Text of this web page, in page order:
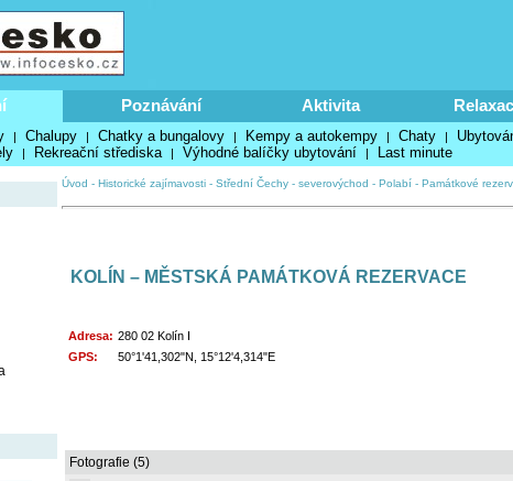
Poznávání Aktivita
| Chalupy | Chatky a bungalovy | Kempy a autokempy | Chaty |
| Rekreační střediska | Výhodné balíčky ubytování | Last minute
Úvod - Historické zajímavosti- Střední Čechy - severovýchod - Polabí- Památkové
KOLÍN – MĚSTSKÁ PAMÁTKOVÁ REZERVACE
Adresa: 280 02 Kolín I
GPS:
50°1'41,302"N, 15°12'4,314"E
Fotografie (5)